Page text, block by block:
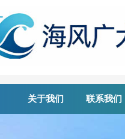
关于我们 联系我们